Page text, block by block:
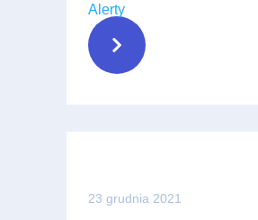
Alerty
23 grudnia 2021